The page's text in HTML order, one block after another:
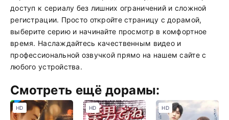
доступ к сериалу без лишних ограничений и сложной
регистрации. Просто откройте страницу с дорамой,
выберите серию и начинайте просмотр в комфортное
время. Наслаждайтесь качественным видео и
профессиональной озвучкой прямо на нашем сайте с
любого устройства.
Смотреть ещё дорамы:
HD HD HD